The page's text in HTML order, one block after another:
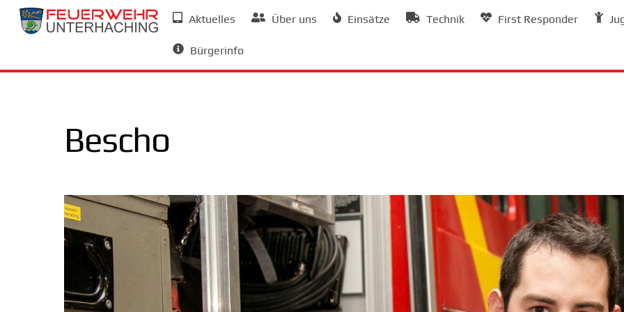
Skip
Aktuelles Über uns Einsätze Technik First Responder
Bürgerinfo
Bescho